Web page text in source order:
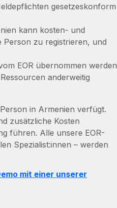
gesetzeskonform
kann kosten- und
Person zu registrieren, und
EOR übernommen
anderweitig
in Armenien verfügt.
zusätzliche Kosten
führen. Alle unsere EOR-
Spezialist:innen – werden
mit einer unserer